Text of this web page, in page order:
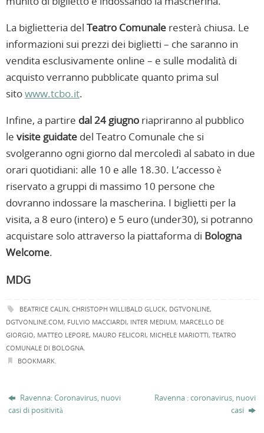
La biglietteria del Teatro Comunale resterà chiusa. Le
informazioni sui prezzi dei biglietti – che saranno in
vendita esclusivamente online – e sulle modalità di
acquisto verranno pubblicate quanto prima sul
sitowww.tcbo.it.
Infine, a partire dal 24 giugno riapriranno al pubblico
le visite guidate del Teatro Comunale che si
svolgeranno ogni giorno dal mercoledì al sabato in due
orari quotidiani: alle 10 e alle 18.30. L’accesso è
riservato a gruppi di massimo 10 persone che
dovranno indossare la mascherina. I biglietti per la
visita, a 8 euro (intero) e 5 euro (under30), si potranno
acquistare solo attraverso la piattaforma di Bologna
Welcome.
MDG
BEATRICE CALIN, CHRISTOPH WILLIBALD GLUCK, DGTVONLINE,
DGTVONLINE.COM, FULVIO MACCIARDI, INTER MEDIUM, MARCELLO DE
GIORGIO, MATTEO LEPORE, MAURO FELICORI, MICHELE MARIOTTI, TEATRO
COMUNALE DI BOLOGNA
BOOKMARK.
Ravenna: Coronavirus, nuovi
casi di positività
Ravenna : coronavirus, nuovi
casi